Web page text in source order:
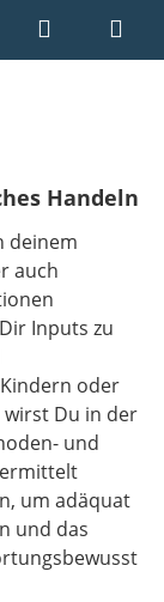
Handeln
deinem
auch
Inputs zu
oder
wirst Du in der
und
um adäquat
und das